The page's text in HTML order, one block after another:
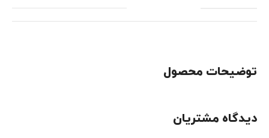
توضیحات محصول
دیدگاه مشتریان